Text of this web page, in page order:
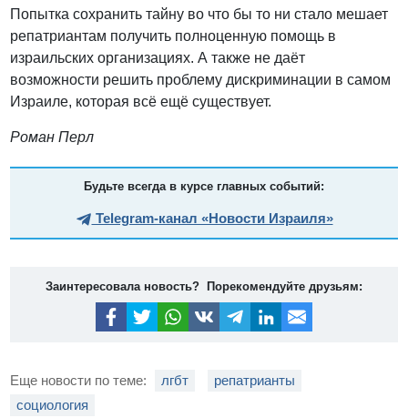
Попытка сохранить тайну во что бы то ни стало мешает
репатриантам получить полноценную помощь в
израильских организациях. А также не даёт
возможности решить проблему дискриминации в самом
Израиле, которая всё ещё существует.
Роман Перл
Будьте всегда в курсе главных событий:
Telegram-канал «Новости Израиля»
Заинтересовала новость? Порекомендуйте друзьям:
Еще новости по теме: лгбт
репатрианты
социология